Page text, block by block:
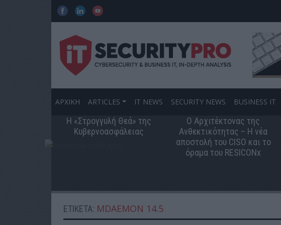
ΑΡΧΙΚΗ ARTICLES IT NEWS SECURITY NEWS BUSINESS IT
Η «Στρογγυλή Θεά» της
Κυβερνοασφάλειας
Ο Αρχιτέκτονας της
Ανθεκτικότητας – Η νέα
αποστολή του CISO και το
όραμα του RESICONx
ΕΤΙΚΈΤΑ: MDAEMON 14.5